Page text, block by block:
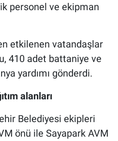
personel ve ekipman
etkilenen vatandaşlar
410 adet battaniye ve
yardımı gönderdi.
alanları
Belediyesi ekipleri
önü ile Sayapark AVM